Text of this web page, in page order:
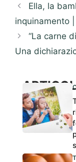
Ella, la
inquinamento |
“La carne
Una